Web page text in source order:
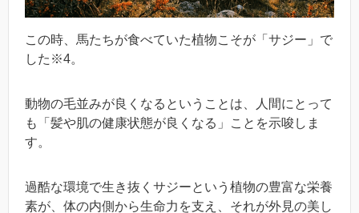
この時、馬たちが食べていた植物こそが「サジー」で
した※4。
動物の毛並みが良くなるということは、人間にとって
も「髪や肌の健康状態が良くなる」ことを示唆しま
す。
過酷な環境で生き抜くサジーという植物の豊富な栄養
素が、体の内側から生命力を支え、それが外見の美し